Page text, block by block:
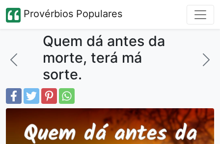
Provérbios Populares
Quem dá antes da
morte, terá má
sorte.